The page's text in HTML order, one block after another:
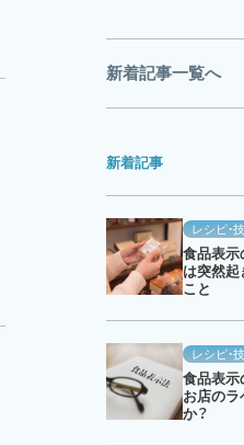
新着記事一覧へ
新着記事
レシピ・
食品表
は突然起
こと
レシピ・
食品表
お店のラ
か？